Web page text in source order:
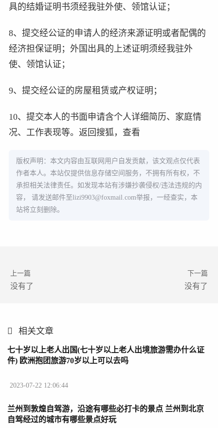
具的结婚证明书须经我驻外使、领馆认证；
8、提交经公证的申请人的经济来源证明或者配偶的
经济担保证明；外国出具的上述证明须经我驻外
使、领馆认证；
9、提交经公证的房屋租赁或产权证明；
10、提交本人的书面申请含个人详细简历、家庭情
况、工作表现等。返回搜狐，查看
版权声明：本文内容由互联网用户自发贡献，该文观点仅代表
作者本人。本站仅提供信息存储空间服务，不拥有所有权，不
承担相关法律责任。如发现本站有涉嫌抄袭侵权/违法违规的内
容， 请发送邮件至lizi9903@foxmail.com举报，一经查实，本
站将立刻删除。
上一篇
没有了
下一篇
没有了
相关文章
七十岁以上老人出国(七十岁以上老人出境旅游需办什么证
件) 欧洲抱团旅游70岁以上可以去吗
2023-07-22 12:06:44
兰州到敦煌自驾游，沿途有哪些必打卡的景点 兰州到北京
自驾经过的城市有哪些景点好玩